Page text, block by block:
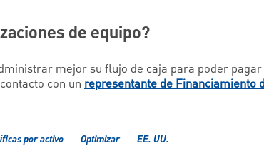
de equipo?
mejor su flujo de caja para poder
con un representante de Financiamiento
por activo Optimizar EE. UU.